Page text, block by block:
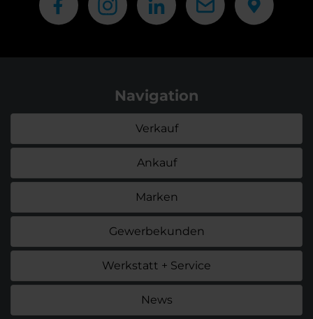
Navigation
Verkauf
Ankauf
Marken
Gewerbekunden
Werkstatt + Service
News